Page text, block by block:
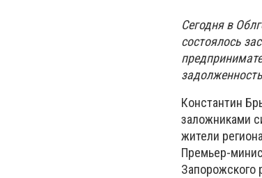
Сегодня в
состоялось
Константин
заложниками
жители
Премьер-
Запорожского